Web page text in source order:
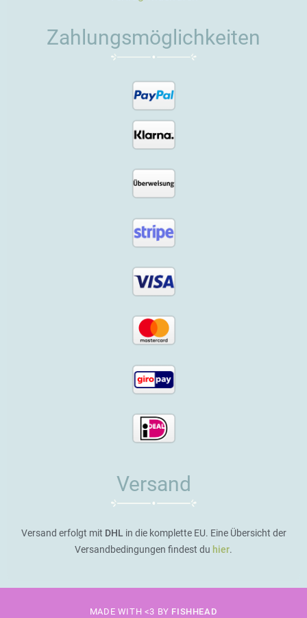
Zahlungsmöglichkeiten
Versand
Versand erfolgt mit DHL in die komplette EU. Eine Übersicht der
Versandbedingungen findest du hier.
MADE WITH <3 BY FISHHEAD